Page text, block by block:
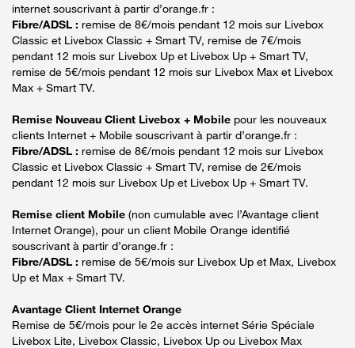
internet souscrivant à partir d’orange.fr :
Fibre/ADSL : remise de 8€/mois pendant 12 mois sur Livebox
Classic et Livebox Classic + Smart TV, remise de 7€/mois
pendant 12 mois sur Livebox Up et Livebox Up + Smart TV,
remise de 5€/mois pendant 12 mois sur Livebox Max et Livebox
Max + Smart TV.
Remise Nouveau Client Livebox + Mobile pour les nouveaux
clients Internet + Mobile souscrivant à partir d’orange.fr :
Fibre/ADSL : remise de 8€/mois pendant 12 mois sur Livebox
Classic et Livebox Classic + Smart TV, remise de 2€/mois
pendant 12 mois sur Livebox Up et Livebox Up + Smart TV.
Remise client Mobile (non cumulable avec l’Avantage client
Internet Orange), pour un client Mobile Orange identifié
souscrivant à partir d’orange.fr :
Fibre/ADSL : remise de 5€/mois sur Livebox Up et Max, Livebox
Up et Max + Smart TV.
Avantage Client Internet Orange
Remise de 5€/mois pour le 2e accès internet Série Spéciale
Livebox Lite, Livebox Classic, Livebox Up ou Livebox Max